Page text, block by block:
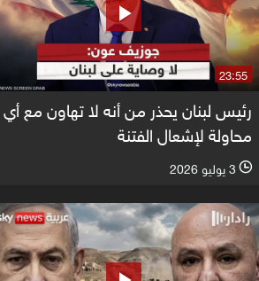
23:55
رئيس لبنان يحذر من أنه لا تهاون مع أي
محاولة لإشعال الفتنة